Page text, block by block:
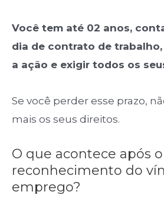
Você tem até 02 anos,
dia de contrato de
a ação e exigir todos os
Se você perder esse prazo,
mais os seus direitos.
O que acontece após o
reconhecimento do
emprego?